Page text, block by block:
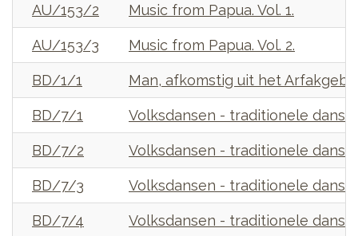
AU/153/2 Music from Papua. Vol. 1.
AU/153/3 Music from Papua. Vol. 2.
BD/1/1 Man, afkomstig uit het
BD/7/1 Volksdansen - traditionele
BD/7/2 Volksdansen - traditionele
BD/7/3 Volksdansen - traditionele
BD/7/4 Volksdansen - traditionele